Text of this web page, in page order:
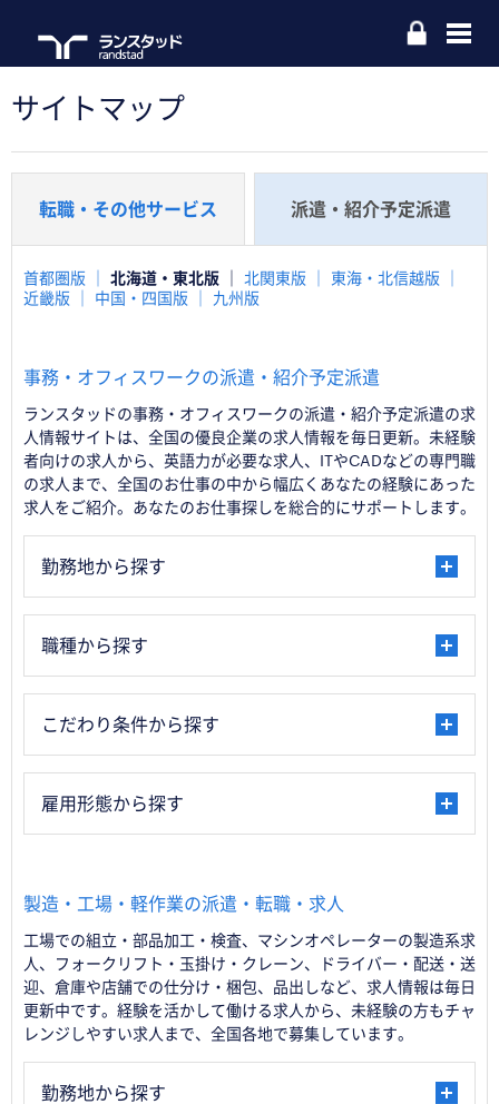
サイトマップ
転職・その他サービス 派遣・紹介予定派遣
首都圏版 北海道・東北版 北関東版
東海・北信越版
近畿版
中国・四国版 九州版
事務・オフィスワークの派遣・紹介予定派遣
ランスタッドの事務・オフィスワークの派遣・紹介予定派遣の求
人情報サイトは、全国の優良企業の求人情報を毎日更新。未経験
者向けの求人から、英語力が必要な求人、ITやCADなどの専門職
の求人まで、全国のお仕事の中から幅広くあなたの経験にあった
求人をご紹介。あなたのお仕事探しを総合的にサポートします。
勤務地から探す
職種から探す
こだわり条件から探す
雇用形態から探す
製造・工場・軽作業の派遣・転職・求人
工場での組立・部品加工・検査、マシンオペレーターの製造系求
人、フォークリフト・玉掛け・クレーン、ドライバー・配送・送
迎、倉庫や店舗での仕分け・梱包、品出しなど、求人情報は毎日
更新中です。経験を活かして働ける求人から、未経験の方もチャ
レンジしやすい求人まで、全国各地で募集しています。
勤務地から探す